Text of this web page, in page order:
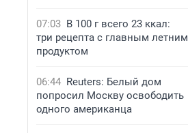
07:03 В 100 г всего 23 ккал:
три рецепта с главным летним
продуктом
06:44 Reuters: Белый дом
попросил Москву освободить
одного американца